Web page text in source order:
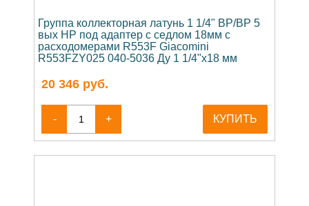
Группа коллекторная латунь 1 1/4" ВР/ВР 5
вых НР под адаптер с седлом 18мм с
расходомерами R553F Giacomini
R553FZY025 040-5036 Ду 1 1/4"х18 мм
20 346 руб.
- + КУПИТЬ